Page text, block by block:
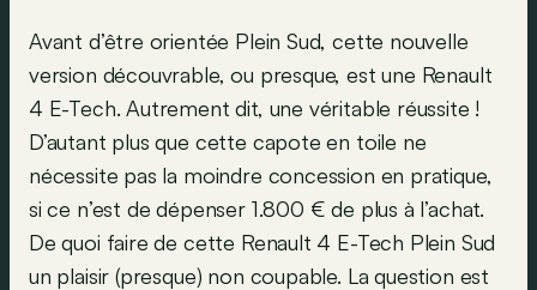
Avant d’être orientée Plein Sud, cette nouvelle
version découvrable, ou presque, est une Renault
4 E-Tech. Autrement dit, une véritable réussite !
D’autant plus que cette capote en toile ne
nécessite pas la moindre concession en pratique,
si ce n’est de dépenser 1.800 € de plus à l’achat.
De quoi faire de cette Renault 4 E-Tech Plein Sud
un plaisir (presque) non coupable. La question est